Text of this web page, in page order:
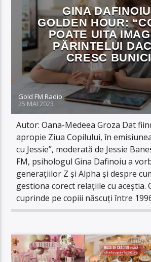
GINA
GOLDEN HOUR:
POATE UITA
PĂRINTELUI
CRESC
Gold FM Radio
25 MAI 2023
Autor: Oana-Medeea Groza Dat
apropie Ziua Copilului, în
cu Jessie”, moderată de Jessie
FM, psihologul Gina Dafinoiu a
generațiilor Z și Alpha și despre
gestiona corect relațiile cu aceștia.
cuprinde pe copiii născuți între